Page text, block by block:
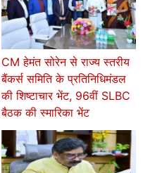
CM हेमंत सोरेन से राज्य स्तरीय
बैंकर्स समिति के प्रतिनिधिमंडल
की शिष्टाचार भेंट, 96वीं SLBC
बैठक की स्मारिका भेंट